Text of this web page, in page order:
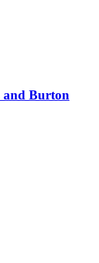
and Burton